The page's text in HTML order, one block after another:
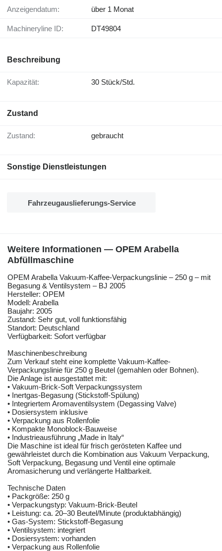
Anzeigendatum: über 1 Monat
Machineryline ID: DT49804
Beschreibung
Kapazität: 30 Stück/Std.
Zustand
Zustand: gebraucht
Sonstige Dienstleistungen
Fahrzeugauslieferungs-Service
Weitere Informationen — OPEM Arabella
Abfüllmaschine
OPEM Arabella Vakuum-Kaffee-Verpackungslinie – 250 g – mit
Begasung & Ventilsystem – BJ 2005
Hersteller: OPEM
Modell: Arabella
Baujahr: 2005
Zustand: Sehr gut, voll funktionsfähig
Standort: Deutschland
Verfügbarkeit: Sofort verfügbar
Maschinenbeschreibung
Zum Verkauf steht eine komplette Vakuum-Kaffee-
Verpackungslinie für 250 g Beutel (gemahlen oder Bohnen).
Die Anlage ist ausgestattet mit:
• Vakuum-Brick-Soft Verpackungssystem
• Inertgas-Begasung (Stickstoff-Spülung)
• Integriertem Aromaventilsystem (Degassing Valve)
• Dosiersystem inklusive
• Verpackung aus Rollenfolie
• Kompakte Monoblock-Bauweise
• Industrieausführung „Made in Italy“
Die Maschine ist ideal für frisch gerösteten Kaffee und
gewährleistet durch die Kombination aus Vakuum Verpackung,
Soft Verpackung, Begasung und Ventil eine optimale
Aromasicherung und verlängerte Haltbarkeit.
Technische Daten
• Packgröße: 250 g
• Verpackungstyp: Vakuum-Brick-Beutel
• Leistung: ca. 20–30 Beutel/Minute (produktabhängig)
• Gas-System: Stickstoff-Begasung
• Ventilsystem: integriert
• Dosiersystem: vorhanden
• Verpackung aus Rollenfolie